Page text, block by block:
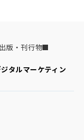
出版・刊行物
タルマーケティン